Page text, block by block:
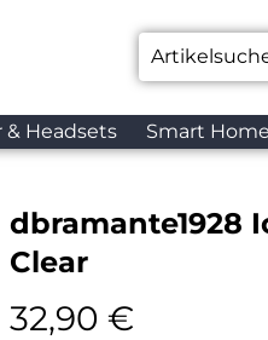
& Headsets Smart
dbramante1928
Clear
32,90 €